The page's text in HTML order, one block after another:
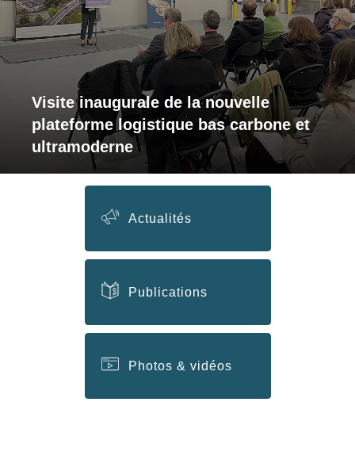
Visite inaugurale de la nouvelle
plateforme logistique bas carbone et
ultramoderne
Actualités
Publications
Photos & vidéos